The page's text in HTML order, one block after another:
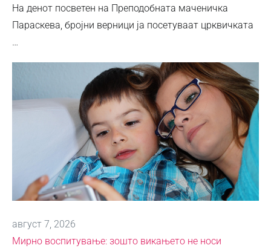
На денот посветен на Преподобната маченичка
Параскева, бројни верници ја посетуваат црквичката
…
август 7, 2026
Мирно воспитување: зошто викањето не носи